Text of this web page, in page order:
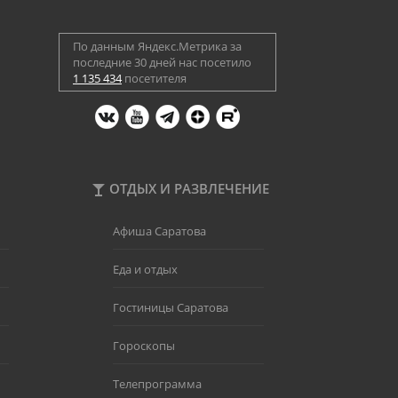
По данным Яндекс.Метрика за
последние 30 дней нас посетило
1 135 434посетителя
ОТДЫХ И РАЗВЛЕЧЕНИЕ
Афиша Саратова
Еда и отдых
Гостиницы Саратова
Гороскопы
Телепрограмма